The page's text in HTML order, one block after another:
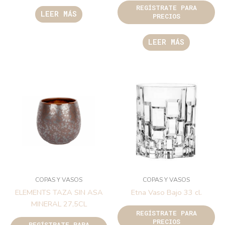
LEER MÁS
REGÍSTRATE PARA
PRECIOS
LEER MÁS
COPAS Y VASOS
ELEMENTS TAZA SIN ASA
MINERAL 27,5CL
COPAS Y VASOS
Etna Vaso Bajo 33 cl.
REGÍSTRATE PARA
PRECIOS